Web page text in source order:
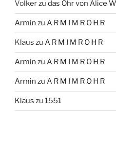
Volkerzu das Ohr von Alice
Armin zu A R M I M R O H R
Klaus zu A R M I M R O H R
Armin zu A R M I M R O H R
Armin zu A R M I M R O H R
Klaus zu 1551